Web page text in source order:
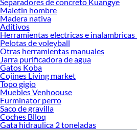
Maletin hombre
Madera nativa
Aditivos
Herramientas electricas e inalambricas
Pelotas de voleyball
Otras herramientas manuales
Jarra purificadora de agua
Gatos Koba
Cojines Living market
Topo gigio
Muebles Venhoouse
Furminator perro
Saco de gravilla
Coches Blloq
Gata hidraulica 2 toneladas